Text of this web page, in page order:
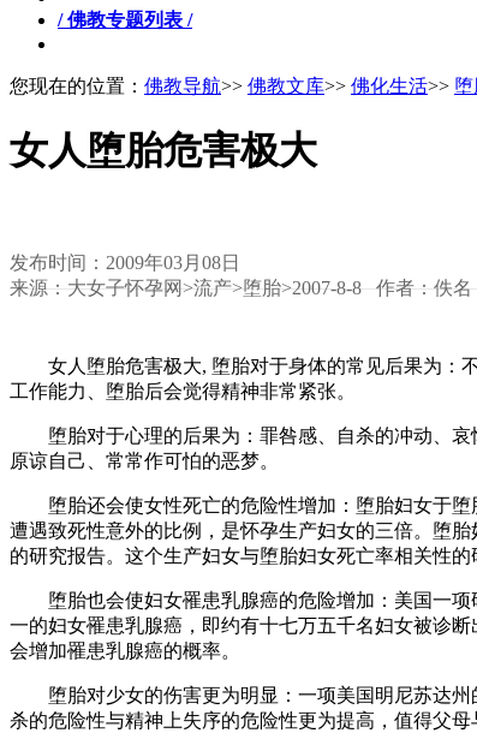
/ 佛教专题列表 /
您现在的位置： 佛教导航>> 佛教文库>> 佛化生活>>
女人堕胎危害极大
发布时间：2009年03月08日
来源：大女子怀孕网>流产>堕胎>2007-8-8 作者：佚名
女人堕胎危害极大, 堕胎对于身体的常见后果为：不
工作能力、堕胎后会觉得精神非常紧张。
堕胎对于心理的后果为：罪咎感、自杀的冲动、哀
原谅自己、常常作可怕的恶梦。
堕胎还会使女性死亡的危险性增加：堕胎妇女于堕
遭遇致死性意外的比例，是怀孕生产妇女的三倍。堕
的研究报告。这个生产妇女与堕胎妇女死亡率相关性
堕胎也会使妇女罹患乳腺癌的危险增加：美国一项
一的妇女罹患乳腺癌，即约有十七万五千名妇女被诊
会增加罹患乳腺癌的概率。
堕胎对少女的伤害更为明显：一项美国明尼苏达州
杀的危险性与精神上失序的危险性更为提高，值得父